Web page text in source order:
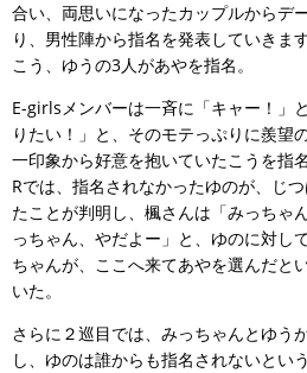
合い、両思いになったカップルからデ
り、男性陣から指名を発表していきま
こう、ゆうの3人があやを指名。
E-girlsメンバーは一斉に「キャー！」
りたい！」と、そのモテっぷりに羨望
一印象から好意を抱いていたこうを指
Rでは、指名されなかったゆのが、じ
たことが判明し、楓さんは「みっちゃ
っちゃん、やだよー」と、ゆのに対し
ちゃんが、ここへ来てあやを選んだと
いた。
さらに２巡目では、みっちゃんとゆう
し、ゆのは誰からも指名されないとい